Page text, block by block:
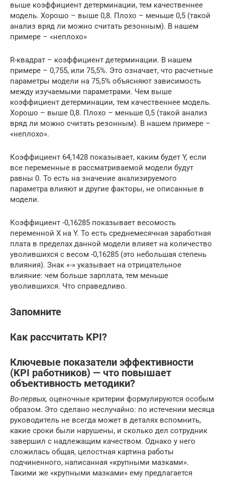
выше коэффициент детерминации, тем качественнее
модель. Хорошо – выше 0,8. Плохо – меньше 0,5 (такой
анализ вряд ли можно считать резонным). В нашем
примере – «неплохо»
R-квадрат – коэффициент детерминации. В нашем
примере – 0,755, или 75,5%. Это означает, что расчетные
параметры модели на 75,5% объясняют зависимость
между изучаемыми параметрами. Чем выше
коэффициент детерминации, тем качественнее модель.
Хорошо – выше 0,8. Плохо – меньше 0,5 (такой анализ
вряд ли можно считать резонным). В нашем примере –
«неплохо».
Коэффициент 64,1428 показывает, каким будет Y, если
все переменные в рассматриваемой модели будут
равны 0. То есть на значение анализируемого
параметра влияют и другие факторы, не описанные в
модели.
Коэффициент -0,16285 показывает весомость
переменной Х на Y. То есть среднемесячная заработная
плата в пределах данной модели влияет на количество
уволившихся с весом -0,16285 (это небольшая степень
влияния). Знак «-» указывает на отрицательное
влияние: чем больше зарплата, тем меньше
уволившихся. Что справедливо.
Запомните
Как рассчитать KPI?
Ключевые показатели эффективности
(KPI работников) — что повышает
объективность методики?
Во-первых, оценочные критерии формулируются особым
образом. Это сделано неслучайно: по истечении месяца
руководитель не всегда может в деталях вспомнить,
какие сроки были нарушены, и сколько дел сотрудник
завершил с надлежащим качеством. Однако у него
сложилась общая, целостная картина работы
подчиненного, написанная «крупными мазками».
Такими же «крупными мазками» ему предлагается